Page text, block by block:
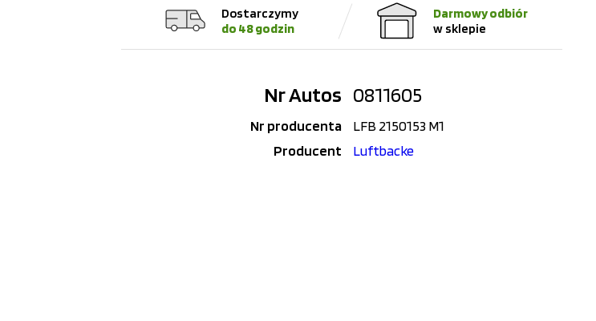
Dostarczymy
do 48 godzin
Darmowy odbiór
w sklepie
Nr Autos 0811605
Nr producenta
LFB 2150153 M1
Producent
Luftbacke